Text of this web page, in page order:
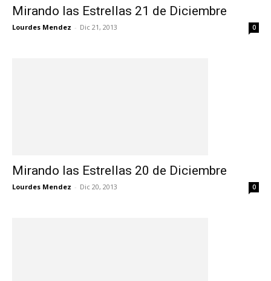
Mirando las Estrellas 21 de Diciembre
Lourdes Mendez - Dic 21, 2013 0
Mirando las Estrellas 20 de Diciembre
Lourdes Mendez - Dic 20, 2013 0